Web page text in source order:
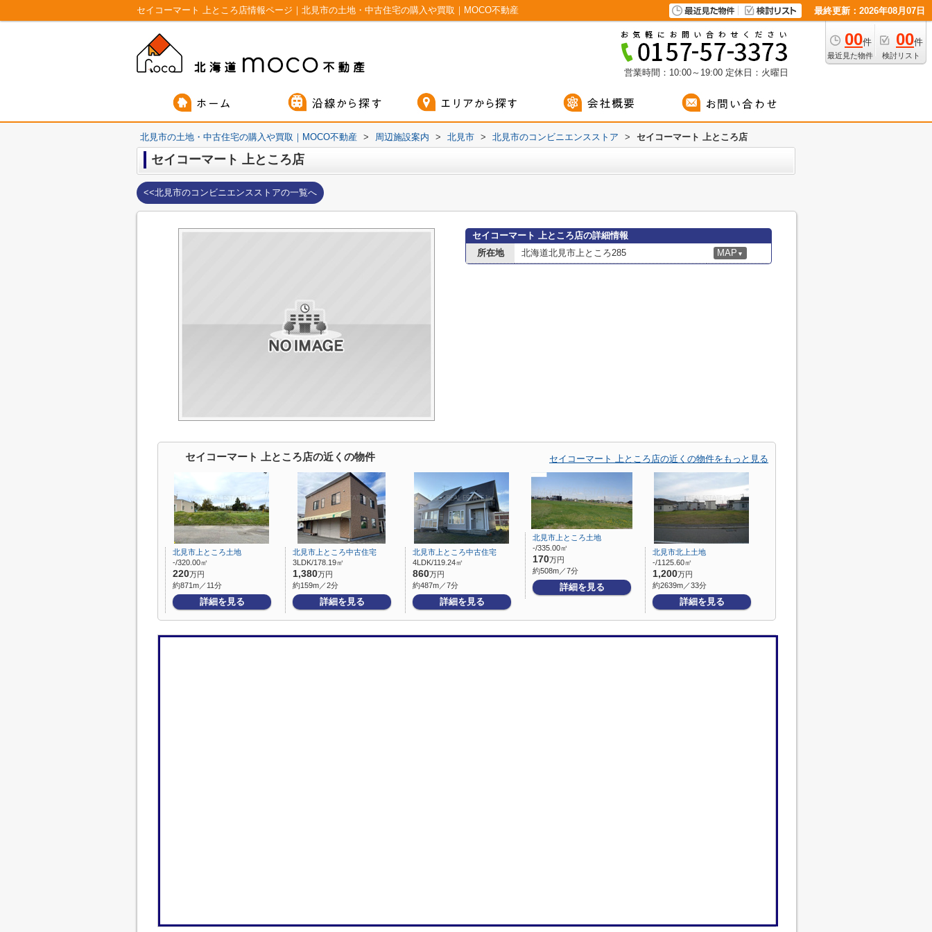
セイコーマート 上ところ店情報ページ｜北見市の土地・中古住宅の購入や買取｜MOCO不動産 最終更新：2026年08月07日
00件
最近見た物件
00件
検討リスト
営業時間：10:00～19:00 定休日：火曜日
北見市の土地・中古住宅の購入や買取｜MOCO不動産 > 周辺施設案内 > 北見市 > 北見市のコンビニエンスストア > セイコーマート 上ところ店
セイコーマート 上ところ店
<<北見市のコンビニエンスストアの一覧へ
セイコーマート 上ところ店の詳細情報
所在地
北海道北見市上ところ285 MAP ▼
セイコーマート 上ところ店の近くの物件 セイコーマート 上ところ店の近くの物件をもっと見る
北見市上ところ土地
-/320.00㎡
220万円
約871m／11分
詳細を見る
北見市上ところ中古住宅
3LDK/178.19㎡
1,380万円
約159m／2分
詳細を見る
北見市上ところ中古住宅
4LDK/119.24㎡
860万円
約487m／7分
詳細を見る
北見市上ところ土地
-/335.00㎡
170万円
約508m／7分
詳細を見る
北見市北上土地
-/1125.60㎡
1,200万円
約2639m／33分
詳細を見る